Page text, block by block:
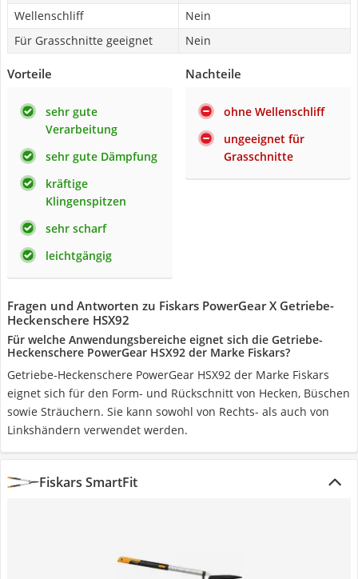
Wellenschliff
Nein
Für Grasschnitte geeignet
Nein
Vorteile
sehr gute
Verarbeitung
sehr gute Dämpfung
kräftige
Klingenspitzen
sehr scharf
leichtgängig
Nachteile
ohne Wellenschliff
ungeeignet für
Grasschnitte
Fragen und Antworten zu Fiskars PowerGear X Getriebe-
Heckenschere HSX92
Für welche Anwendungsbereiche eignet sich die Getriebe-
Heckenschere PowerGear HSX92 der Marke Fiskars?
Getriebe-Heckenschere PowerGear HSX92 der Marke Fiskars
eignet sich für den Form- und Rückschnitt von Hecken, Büschen
sowie Sträuchern. Sie kann sowohl von Rechts- als auch von
Linkshändern verwendet werden.
Fiskars SmartFit